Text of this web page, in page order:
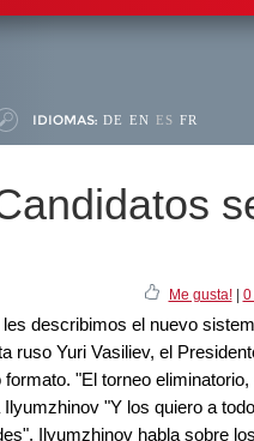
IDIOMAS: DE EN ES FR
Me gusta!| 0
describimos el nuevo
ruso Yuri Vasiliev, el
"El torneo eliminatorio,
"Y los quiero a
Ilyumzhinov habla sobre